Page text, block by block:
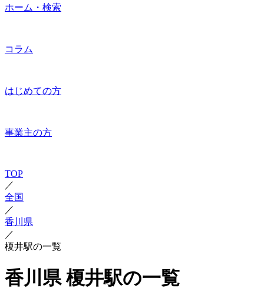
ホーム・検索
コラム
はじめての方
事業主の方
TOP
／
全国
／
香川県
／
榎井駅の一覧
香川県 榎井駅の一覧